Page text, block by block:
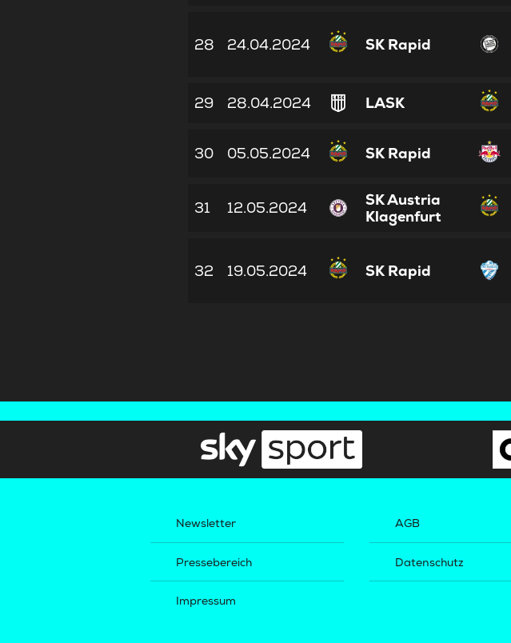
28 24.04.2024 SK Rapid
29 28.04.2024 LASK
30 05.05.2024 SK Rapid
31 12.05.2024
SK Austria
Klagenfurt
32 19.05.2024 SK Rapid
Newsletter
Pressebereich
Impressum
AGB
Datenschutz